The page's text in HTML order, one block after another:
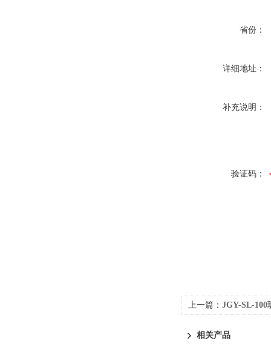
省份：
详细地址：
补充说明：
验证码：
上一篇： JGY-SL-100
相关产品